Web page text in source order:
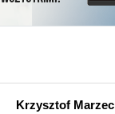
Krzysztof Marzec